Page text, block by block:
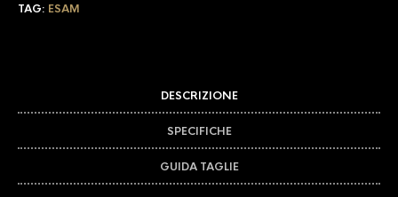
TAG: ESAM
DESCRIZIONE
SPECIFICHE
GUIDA TAGLIE